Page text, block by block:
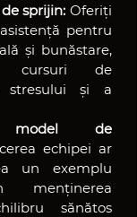
sprijin: Oferiți
pentru
și bunăstare,
cursuri de
stresului și a
de
echipei ar
un exemplu
menținerea
sănătos